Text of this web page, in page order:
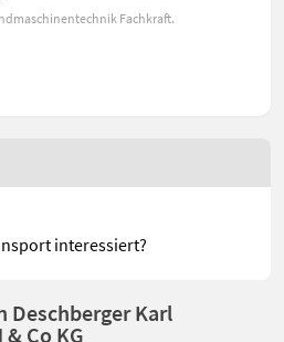
Fachkraft.
interessiert?
Deschberger Karl
Co KG